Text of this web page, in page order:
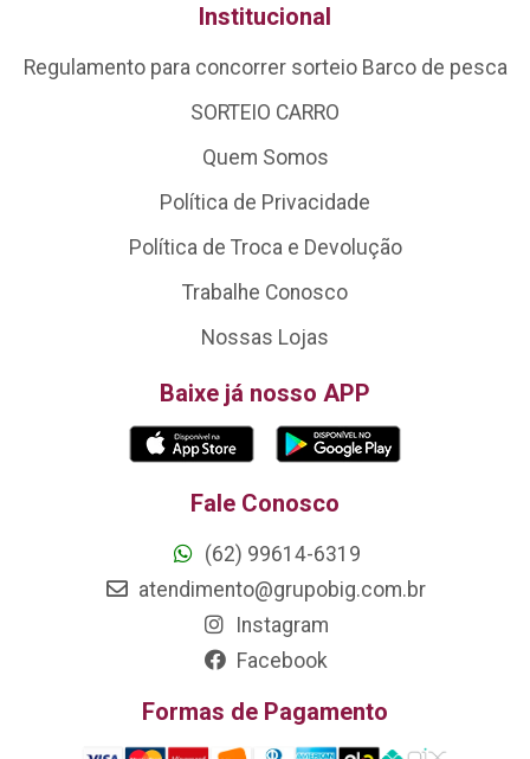
Institucional
Regulamento para concorrer sorteio Barco de pesca
SORTEIO CARRO
Quem Somos
Política de Privacidade
Política de Troca e Devolução
Trabalhe Conosco
Nossas Lojas
Baixe já nosso APP
Fale Conosco
(62) 99614-6319
atendimento@grupobig.com.br
Instagram
Facebook
Formas de Pagamento